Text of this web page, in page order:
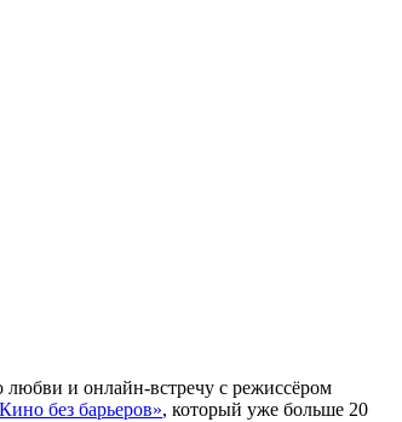
и онлайн-встречу с режиссёром
без барьеров», который уже больше 20